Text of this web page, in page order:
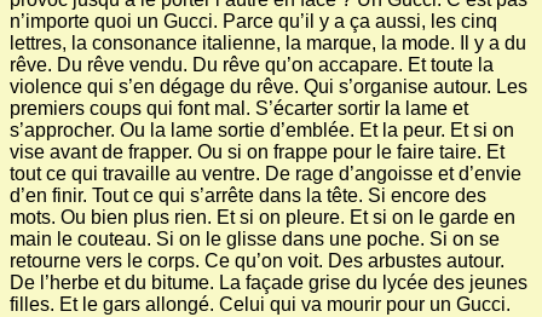
n’importe quoi un Gucci. Parce qu’il y a ça aussi, les cinq
lettres, la consonance italienne, la marque, la mode. Il y a du
rêve. Du rêve vendu. Du rêve qu’on accapare. Et toute la
violence qui s’en dégage du rêve. Qui s’organise autour. Les
premiers coups qui font mal. S’écarter sortir la lame et
s’approcher. Ou la lame sortie d’emblée. Et la peur. Et si on
vise avant de frapper. Ou si on frappe pour le faire taire. Et
tout ce qui travaille au ventre. De rage d’angoisse et d’envie
d’en finir. Tout ce qui s’arrête dans la tête. Si encore des
mots. Ou bien plus rien. Et si on pleure. Et si on le garde en
main le couteau. Si on le glisse dans une poche. Si on se
retourne vers le corps. Ce qu’on voit. Des arbustes autour.
De l’herbe et du bitume. La façade grise du lycée des jeunes
filles. Et le gars allongé. Celui qui va mourir pour un Gucci.